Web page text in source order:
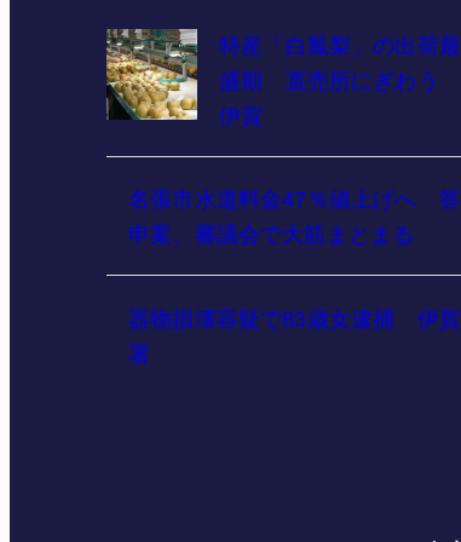
特産「白鳳梨」の出荷最
盛期 直売所にぎわう
伊賀
名張市水道料金47％値上げへ 答
申案、審議会で大筋まとまる
器物損壊容疑で83歳女逮捕 伊賀
署